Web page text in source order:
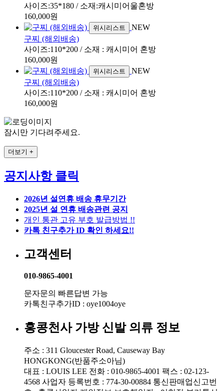
사이즈:35*180 / 소재:캐시미어울혼방
160,000원
위시리스트
NEW
구찌 (해외배송)
사이즈:110*200 / 소재 : 캐시미어 혼방
160,000원
위시리스트
NEW
구찌 (해외배송)
사이즈:110*200 / 소재 : 캐시미어 혼방
160,000원
잠시만 기다려주세요.
더보기 +
공지사항 클릭
2026년 설연휴 배송 휴무기간
2025년 설 연휴 배송관련 공지
개인 통관 고유 부호 발급방법 !!
카톡 친구추가 ID 확인 하세요!!
고객센터
010-9865-4001
문자문의 빠른답변 가능
카톡친구추가ID : oye1004oye
홍콩천사 가방 신발 의류 정보
주소 : 311 Gloucester Road, Causeway Bay
HONGKONG(반품주소아님)
대표 : LOUIS LEE 전화 : 010-9865-4001 팩스 : 02-123-
4568 사업자 등록번호 : 774-30-00884 통신판매업신고번